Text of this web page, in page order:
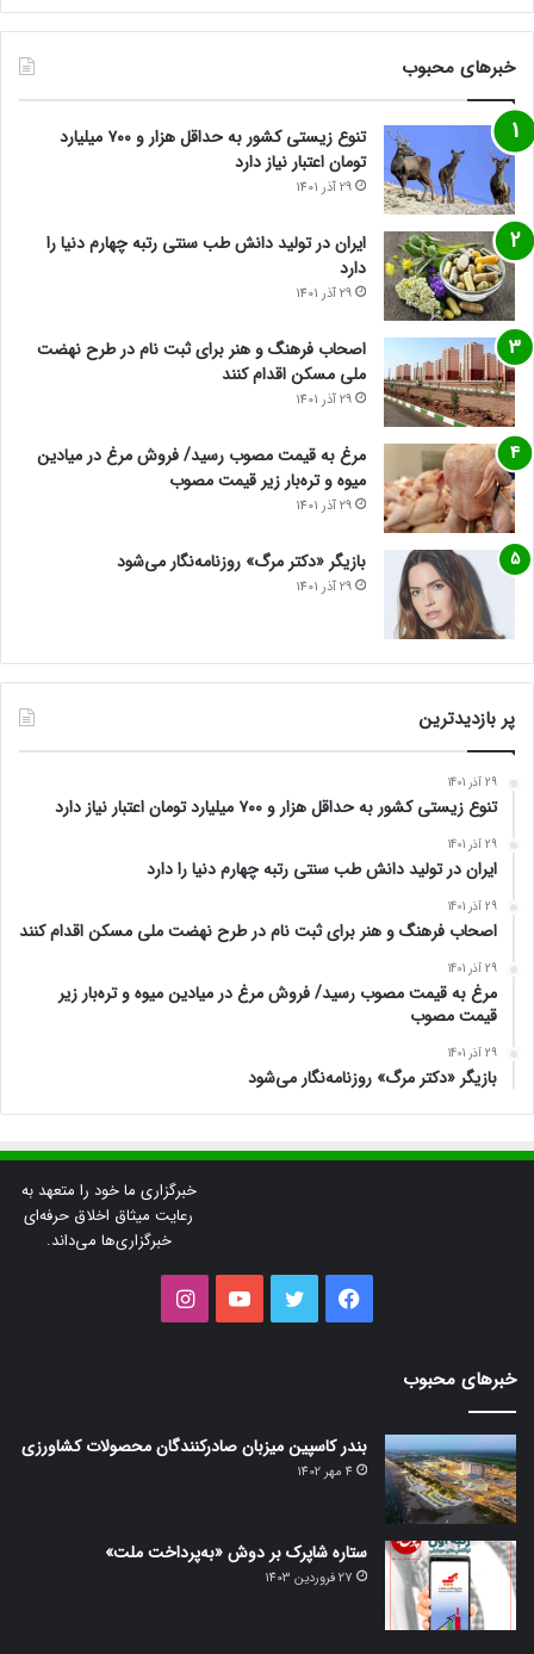
خبرهای محبوب
تنوع زیستی کشور به حداقل هزار و ۷۰۰ میلیارد
تومان اعتبار نیاز دارد
29 آذر 1401
ایران در تولید دانش طب سنتی رتبه چهارم دنیا را
دارد
29 آذر 1401
اصحاب فرهنگ و هنر برای ثبت نام در طرح نهضت
ملی مسکن اقدام کنند
29 آذر 1401
مرغ به قیمت مصوب رسید/ فروش مرغ در میادین
میوه و تره‌بار زیر قیمت مصوب
29 آذر 1401
بازیگر «دکتر مرگ» روزنامه‌نگار می‌شود
29 آذر 1401
پر بازدیدترین
29 آذر 1401
تنوع زیستی کشور به حداقل هزار و ۷۰۰ میلیارد تومان اعتبار نیاز دارد
29 آذر 1401
ایران در تولید دانش طب سنتی رتبه چهارم دنیا را دارد
29 آذر 1401
اصحاب فرهنگ و هنر برای ثبت نام در طرح نهضت ملی مسکن اقدام کنند
29 آذر 1401
مرغ به قیمت مصوب رسید/ فروش مرغ در میادین میوه و تره‌بار زیر
قیمت مصوب
29 آذر 1401
بازیگر «دکتر مرگ» روزنامه‌نگار می‌شود
خبرگزاری ما خود را متعهد به
رعایت میثاق اخلاق حرفه‌ای
خبرگزاری‌ها می‌داند.
فیس
توییتر یوتیوب
خبرهای محبوب
بندر کاسپین میزبان صادرکنندگان محصولات کشاورزی
4 مهر 1402
ستاره شاپرک بر دوش «به‌پرداخت ملت»
27 فروردین 1403